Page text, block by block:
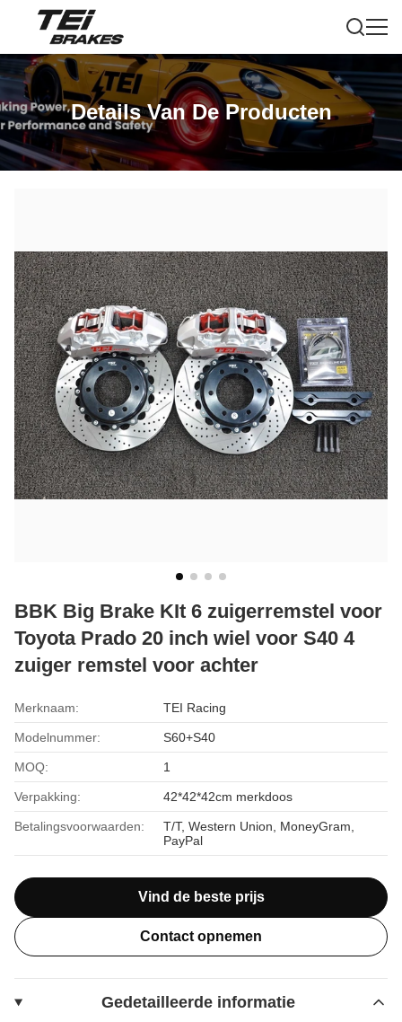
Details Van De Producten
BBK Big Brake KIt 6 zuigerremstel voor
Toyota Prado 20 inch wiel voor S40 4
zuiger remstel voor achter
Merknaam: TEI Racing
Modelnummer: S60+S40
MOQ: 1
Verpakking: 42*42*42cm merkdoos
Betalingsvoorwaarden:
T/T, Western Union, MoneyGram,
PayPal
Vind de beste prijs
Contact opnemen
Gedetailleerde informatie